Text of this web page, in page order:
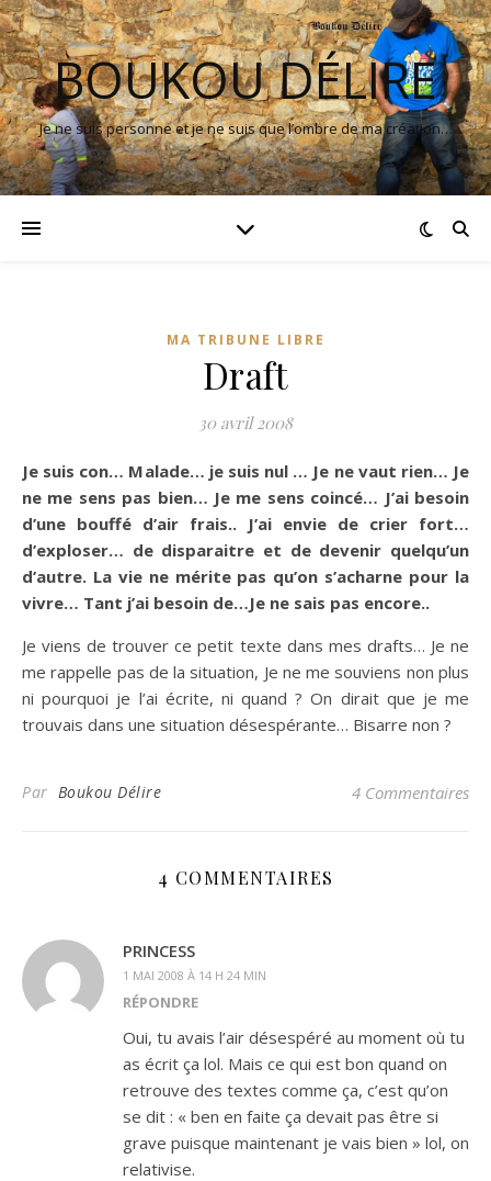
BOUKOU DÉLIRE
Je ne suis personne et je ne suis que l’ombre de ma création…
MA TRIBUNE LIBRE
Draft
30 avril 2008
Je suis con… Malade… je suis nul … Je ne vaut rien… Je
ne me sens pas bien… Je me sens coincé… J’ai besoin
d’une bouffé d’air frais.. J’ai envie de crier fort…
d’exploser… de disparaitre et de devenir quelqu’un
d’autre. La vie ne mérite pas qu’on s’acharne pour la
vivre… Tant j’ai besoin de…Je ne sais pas encore..
Je viens de trouver ce petit texte dans mes drafts… Je ne
me rappelle pas de la situation, Je ne me souviens non plus
ni pourquoi je l’ai écrite, ni quand ? On dirait que je me
trouvais dans une situation désespérante… Bisarre non ?
Par Boukou Délire 4 Commentaires
4 COMMENTAIRES
PRINCESS
1 MAI 2008 À 14 H 24 MIN
RÉPONDRE
Oui, tu avais l’air désespéré au moment où tu
as écrit ça lol. Mais ce qui est bon quand on
retrouve des textes comme ça, c’est qu’on
se dit : « ben en faite ça devait pas être si
grave puisque maintenant je vais bien » lol, on
relativise.